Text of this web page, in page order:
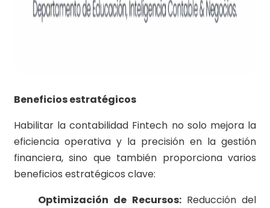
Beneficios estratégicos
Habilitar la contabilidad Fintech no solo mejora la
eficiencia operativa y la precisión en la gestión
financiera, sino que también proporciona varios
beneficios estratégicos clave:
Optimización de Recursos:Reducción del